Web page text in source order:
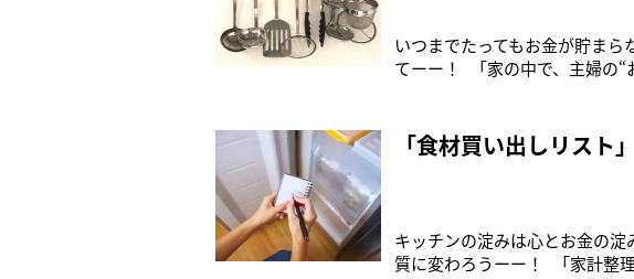
いつまでたってもお金が貯ま
てーー！ 「家の中で、主婦の“
「食材買い出しリス
キッチンの淀みは心とお金の
質に変わろうーー！ 「家計整